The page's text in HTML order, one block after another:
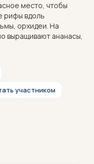
место, чтобы
рифы вдоль
орхидеи. На
выращивают ананасы,
участником